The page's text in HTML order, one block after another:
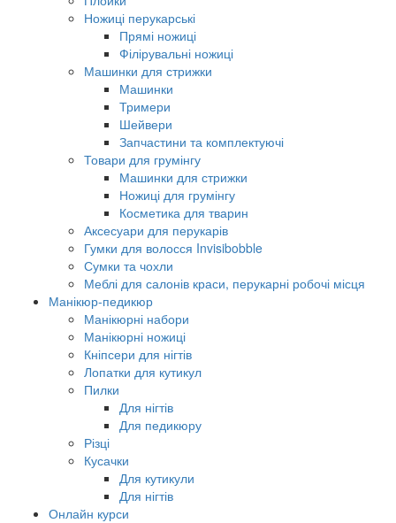
Ножиці перукарські
Прямі ножиці
Філірувальні ножиці
Машинки для стрижки
Машинки
Тримери
Шейвери
Запчастини та комплектуючі
Товари для грумінгу
Машинки для стрижки
Ножиці для грумінгу
Косметика для тварин
Аксесуари для перукарів
Гумки для волосся Invisibobble
Сумки та чохли
Меблі для салонів краси, перукарні робочі місця
Манікюр-педикюр
Манікюрні набори
Манікюрні ножиці
Кніпсери для нігтів
Лопатки для кутикул
Пилки
Для нігтів
Для педикюру
Різці
Кусачки
Для кутикули
Для нігтів
Онлайн курси